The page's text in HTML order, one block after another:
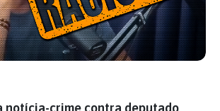
notícia-crime contra deputado